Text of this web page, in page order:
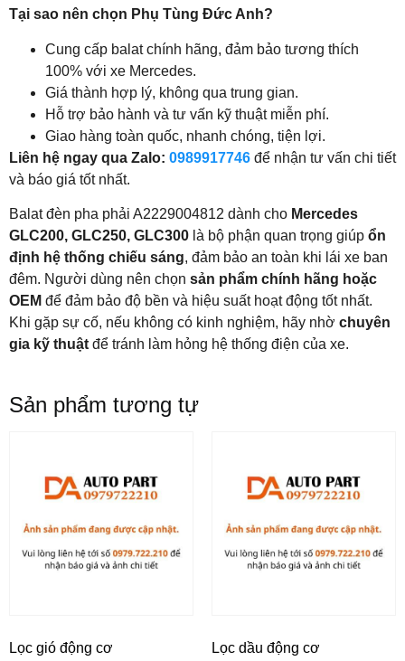
Tại sao nên chọn Phụ Tùng Đức Anh?
Cung cấp balat chính hãng, đảm bảo tương thích
100% với xe Mercedes.
Giá thành hợp lý, không qua trung gian.
Hỗ trợ bảo hành và tư vấn kỹ thuật miễn phí.
Giao hàng toàn quốc, nhanh chóng, tiện lợi.
Liên hệ ngay qua Zalo: 0989917746 để nhận tư vấn chi tiết
và báo giá tốt nhất.
Balat đèn pha phải A2229004812 dành cho Mercedes
GLC200, GLC250, GLC300 là bộ phận quan trọng giúp ổn
định hệ thống chiếu sáng, đảm bảo an toàn khi lái xe ban
đêm. Người dùng nên chọn sản phẩm chính hãng hoặc
OEM để đảm bảo độ bền và hiệu suất hoạt động tốt nhất.
Khi gặp sự cố, nếu không có kinh nghiệm, hãy nhờ chuyên
gia kỹ thuật để tránh làm hỏng hệ thống điện của xe.
Sản phẩm tương tự
Lọc gió động cơ
Lọc dầu động cơ